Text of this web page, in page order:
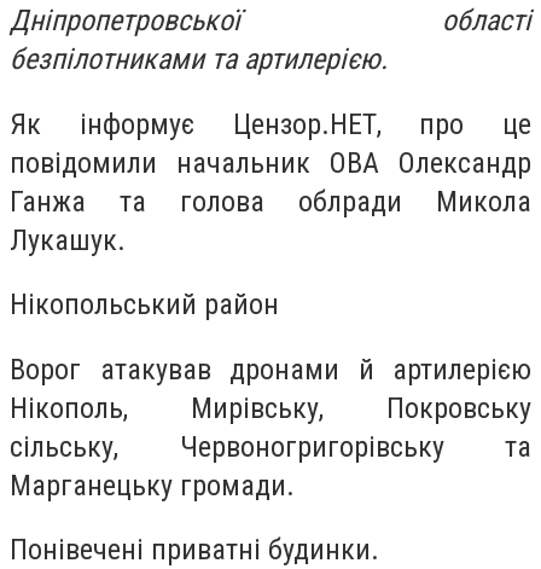
Дніпропетровської області
безпілотниками та артилерією.
Як інформує Цензор.НЕТ, про це
повідомили начальник ОВА Олександр
Ганжа та голова облради Микола
Лукашук.
Нікопольський район
Ворог атакував дронами й артилерією
Нікополь, Мирівську, Покровську
сільську, Червоногригорівську та
Марганецьку громади.
Понівечені приватні будинки.